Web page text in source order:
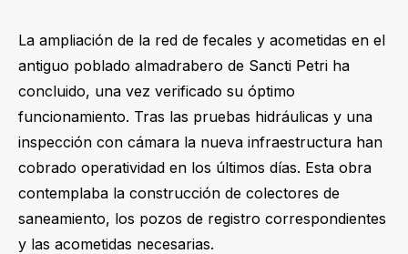
La ampliación de la red de fecales y acometidas en el
antiguo poblado almadrabero de Sancti Petri ha
concluido, una vez verificado su óptimo
funcionamiento. Tras las pruebas hidráulicas y una
inspección con cámara la nueva infraestructura han
cobrado operatividad en los últimos días. Esta obra
contemplaba la construcción de colectores de
saneamiento, los pozos de registro correspondientes
y las acometidas necesarias.